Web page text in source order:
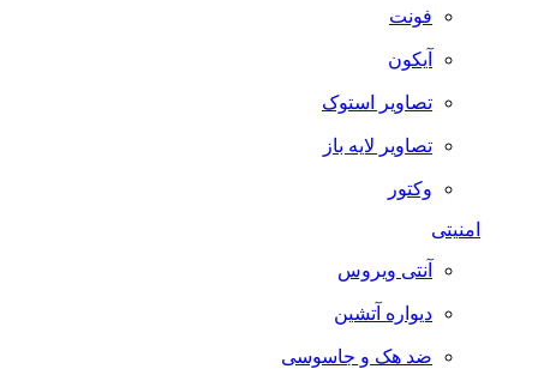
فونت
آیکون
تصاویر استوک
تصاویر لایه باز
وکتور
امنیتی
آنتی ویروس
دیواره آتشین
ضد هک و جاسوسی